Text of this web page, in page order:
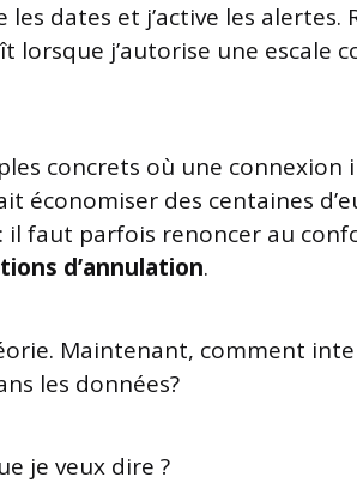
les dates et j’active les
lorsque j’autorise une escale
concrets où une
économiser des centaines
: il faut parfois renoncer au
d’annulation.
Maintenant, comment
les données?
je veux dire ?